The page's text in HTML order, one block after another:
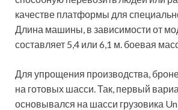
качестве платформы для
Длина машины, в зависимости от
составляет 5,4 или 6,1 м. боевая
Для упрощения производства,
на готовых шасси. Так, первый
основывался на шасси грузовика